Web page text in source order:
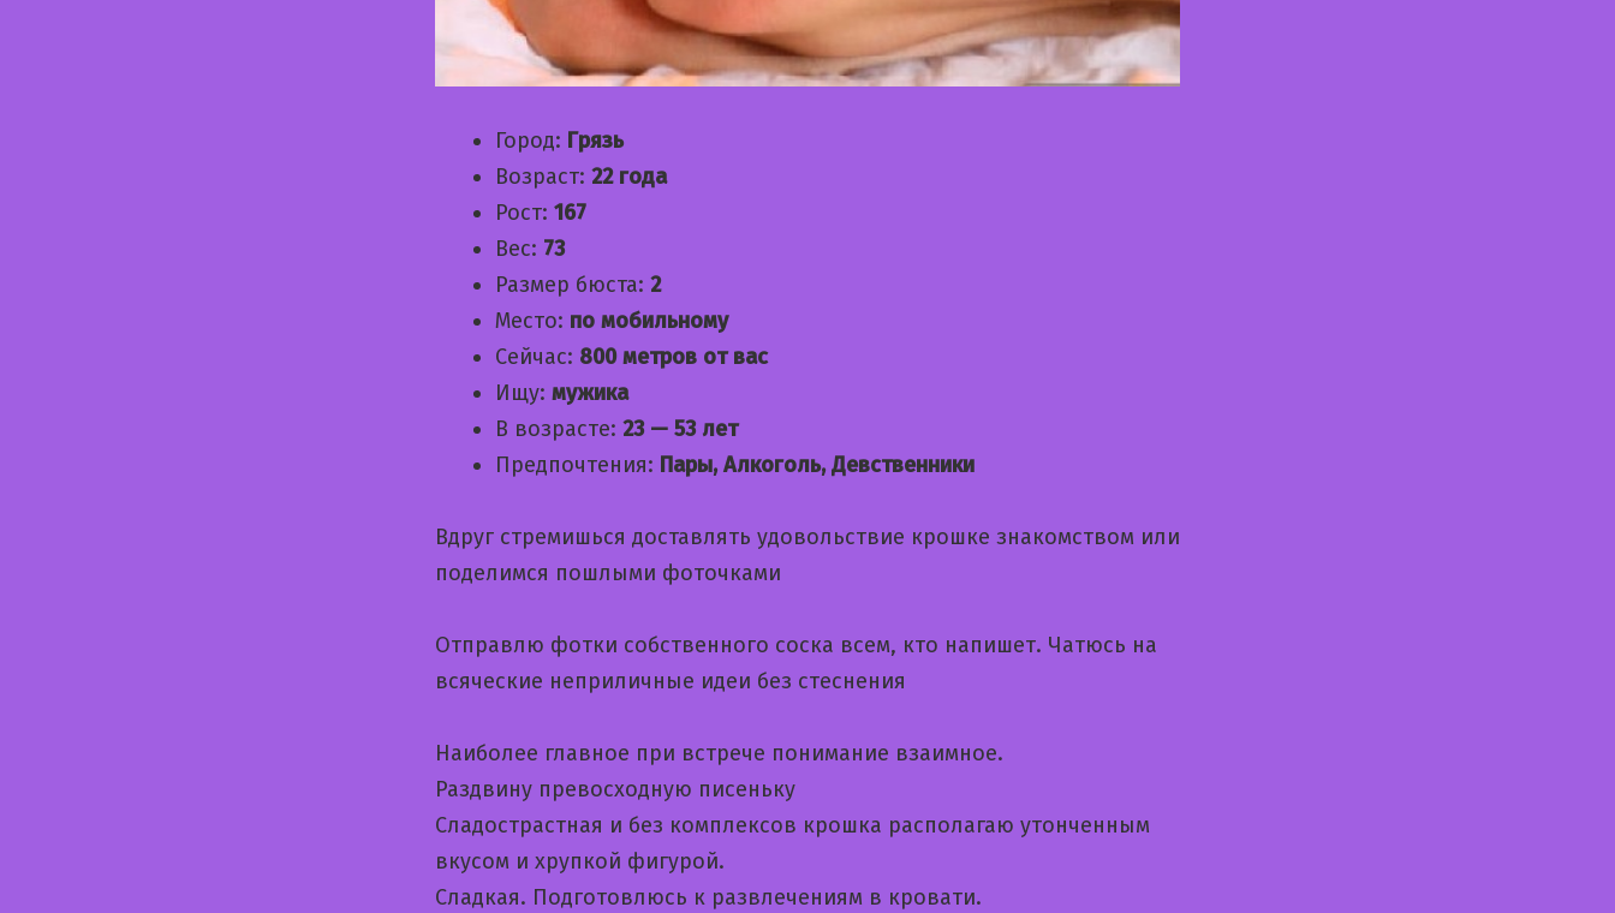
Город: Грязь
Возраст: 22 года
Рост: 167
Вес: 73
Размер бюста: 2
Место: по мобильному
Сейчас: 800 метров от вас
Ищу: мужика
В возрасте: 23 — 53 лет
Предпочтения: Пары, Алкоголь, Девственники
Вдруг стремишься доставлять удовольствие крошке знакомством или
поделимся пошлыми фоточками
Отправлю фотки собственного соска всем, кто напишет. Чатюсь на
всяческие неприличные идеи без стеснения
Наиболее главное при встрече понимание взаимное.
Раздвину превосходную писеньку
Cладострастная и без комплексов крошка располагаю утонченным
вкусом и хрупкой фигурой.
Сладкая. Подготовлюсь к развлечениям в кровати.